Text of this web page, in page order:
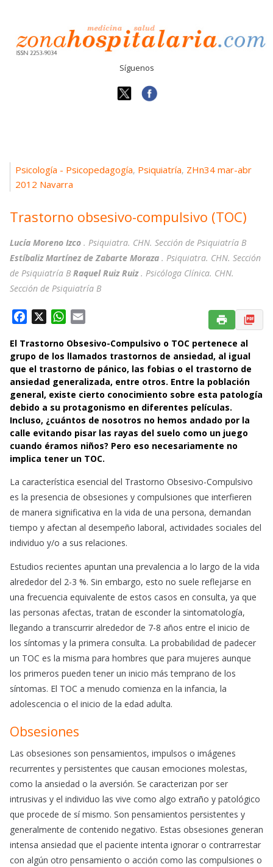
Síguenos
Psicología - Psicopedagogía, Psiquiatría, ZHn34 mar-abr
2012 Navarra
Trastorno obsesivo-compulsivo (TOC)
Lucía Moreno Izco . Psiquiatra. CHN. Sección de Psiquiatría B
Estíbaliz Martínez de Zabarte Moraza . Psiquiatra. CHN. Sección
de Psiquiatría B Raquel Ruiz Ruiz. Psicóloga Clínica. CHN.
Sección de Psiquiatría B
c
e
b
o
o
k
W
a
t
s
A
p
p
a
i
l
El Trastorno Obsesivo-Compulsivo o TOC pertenece al
grupo de los llamados trastornos de ansiedad, al igual
que el trastorno de pánico, las fobias o el trastorno de
ansiedad generalizada, entre otros. Entre la población
general, existe cierto conocimiento sobre esta patología
debido a su protagonismo en diferentes películas.
Incluso, ¿cuántos de nosotros no hemos andado por la
calle evitando pisar las rayas del suelo como un juego
cuando éramos niños? Pero eso necesariamente no
implica tener un TOC.
La característica esencial del Trastorno Obsesivo-Compulsivo
es la presencia de obsesiones y compulsiones que interfieren
de manera significativa en la vida de una persona, demandan
tiempo y afectan al desempeño laboral, actividades sociales del
individuo y/o a sus relaciones.
Estudios recientes apuntan una prevalencia a lo largo de la vida
alrededor del 2-3 %. Sin embargo, esto no suele reflejarse en
una frecuencia equivalente de estos casos en consulta, ya que
las personas afectas, tratan de esconder la sintomatología,
llegando a transcurrir alrededor de 7-8 años entre el inicio de
los síntomas y la primera consulta. La probabilidad de padecer
un TOC es la misma para hombres que para mujeres aunque
los primeros pueden tener un inicio más temprano de los
síntomas. El TOC a menudo comienza en la infancia, la
adolescencia o el inicio de la edad adulta.
Obsesiones
Las obsesiones son pensamientos, impulsos o imágenes
recurrentes y persistentes que causan emociones molestas,
como la ansiedad o la aversión. Se caracterizan por ser
intrusivas y el individuo las vive como algo extraño y patológico
que procede de sí mismo. Son pensamientos persistentes y
generalmente de contenido negativo. Estas obsesiones generan
intensa ansiedad que el paciente intenta ignorar o contrarrestar
con algún otro pensamiento o acción como las compulsiones o